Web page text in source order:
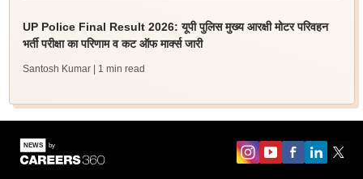
UP Police Final Result 2026: यूपी पुलिस मुख्य आरक्षी मोटर परिवहन
भर्ती परीक्षा का परिणाम व कट ऑफ मार्क्स जारी
Santosh Kumar | 1 min read